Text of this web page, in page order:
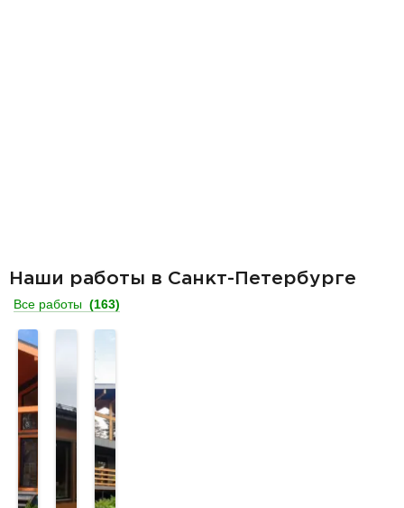
Наши работы в Санкт-Петербурге
Все работы (163)